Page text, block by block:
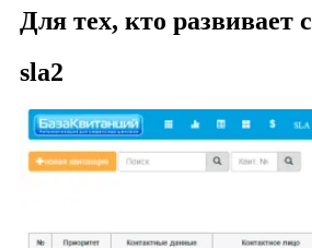
Для тех, кто развивает
sla2